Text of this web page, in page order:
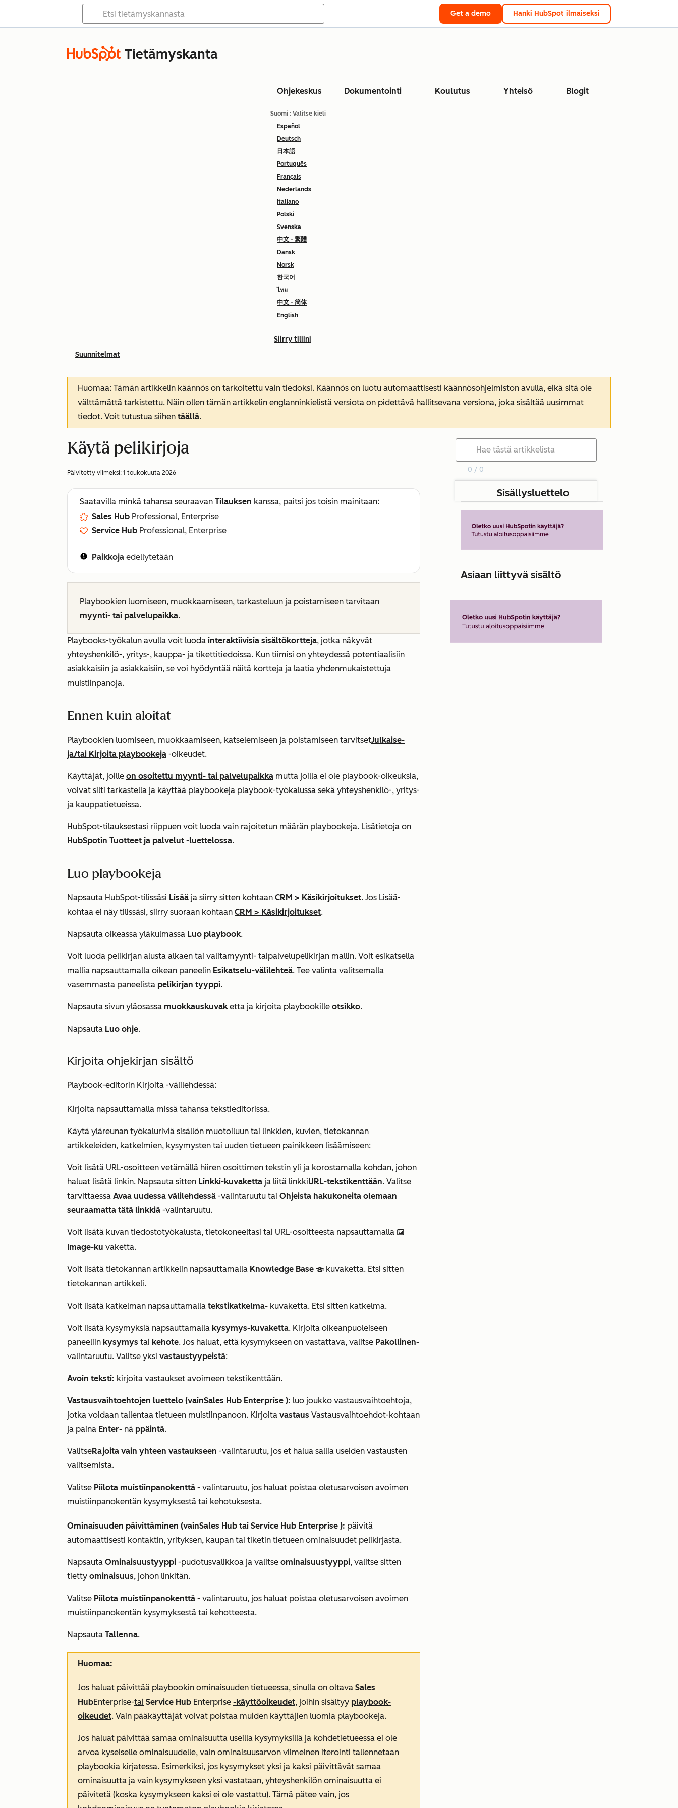
Get a demo Hanki HubSpot ilmaiseksi
Tietämyskanta
Ohjekeskus Dokumentointi Koulutus Yhteisö Blogit
Suomi : Valitse kieli
Español
Deutsch
日本語
Português
Français
Nederlands
Italiano
Polski
Svenska
中文 - 繁體
Dansk
Norsk
한국어
ไทย
中文 - 简体
English
Siirry tiliini
Suunnitelmat
Huomaa: Tämän artikkelin käännös on tarkoitettu vain tiedoksi. Käännös on luotu automaattisesti käännösohjelmiston avulla, eikä sitä ole
välttämättä tarkistettu. Näin ollen tämän artikkelin englanninkielistä versiota on pidettävä hallitsevana versiona, joka sisältää uusimmat
tiedot. Voit tutustua siihen täällä.
Käytä pelikirjoja
Päivitetty viimeksi: 1 toukokuuta 2026
Saatavilla minkä tahansa seuraavan Tilauksen kanssa, paitsi jos toisin mainitaan:
Sales Hub Professional, Enterprise
Service Hub Professional, Enterprise
Paikkoja edellytetään
Playbookien luomiseen, muokkaamiseen, tarkasteluun ja poistamiseen tarvitaan
myynti- tai palvelupaikka.
Playbooks-työkalun avulla voit luoda interaktiivisia sisältökortteja, jotka näkyvät
yhteyshenkilö-, yritys-, kauppa- ja tikettitiedoissa. Kun tiimisi on yhteydessä potentiaalisiin
asiakkaisiin ja asiakkaisiin, se voi hyödyntää näitä kortteja ja laatia yhdenmukaistettuja
muistiinpanoja.
Ennen kuin aloitat
Playbookien luomiseen, muokkaamiseen, katselemiseen ja poistamiseen tarvitsetJulkaise-
ja/tai Kirjoita playbookeja -oikeudet.
Käyttäjät, joille on osoitettu myynti- tai palvelupaikka mutta joilla ei ole playbook-oikeuksia,
voivat silti tarkastella ja käyttää playbookeja playbook-työkalussa sekä yhteyshenkilö-, yritys-
ja kauppatietueissa.
HubSpot-tilauksestasi riippuen voit luoda vain rajoitetun määrän playbookeja. Lisätietoja on
HubSpotin Tuotteet ja palvelut -luettelossa.
Luo playbookeja
Napsauta HubSpot-tilissäsi Lisää ja siirry sitten kohtaan CRM > Käsikirjoitukset. Jos Lisää-
kohtaa ei näy tilissäsi, siirry suoraan kohtaan CRM > Käsikirjoitukset.
Napsauta oikeassa yläkulmassa Luo playbook.
Voit luoda pelikirjan alusta alkaen tai valitamyynti- taipalvelupelikirjan mallin. Voit esikatsella
mallia napsauttamalla oikean paneelin Esikatselu-välilehteä. Tee valinta valitsemalla
vasemmasta paneelista pelikirjan tyyppi.
Napsauta sivun yläosassa muokkauskuvaketta ja kirjoita playbookille otsikko.
Napsauta Luo ohje.
Kirjoita ohjekirjan sisältö
Playbook-editorin Kirjoita -välilehdessä:
Kirjoita napsauttamalla missä tahansa tekstieditorissa.
Käytä yläreunan työkaluriviä sisällön muotoiluun tai linkkien, kuvien, tietokannan
artikkeleiden, katkelmien, kysymysten tai uuden tietueen painikkeen lisäämiseen:
Voit lisätä URL-osoitteen vetämällä hiiren osoittimen tekstin yli ja korostamalla kohdan, johon
haluat lisätä linkin. Napsauta sitten Linkki-kuvaketta ja liitä linkkiURL-tekstikenttään. Valitse
tarvittaessa Avaa uudessa välilehdessä -valintaruutu tai Ohjeista hakukoneita olemaan
seuraamatta tätä linkkiä -valintaruutu.
Voit lisätä kuvan tiedostotyökalusta, tietokoneeltasi tai URL-osoitteesta napsauttamalla insertImage
Image-ku vaketta.
Voit lisätä tietokannan artikkelin napsauttamalla Knowledge Base cap kuvaketta. Etsi sitten
tietokannan artikkeli.
Voit lisätä katkelman napsauttamalla tekstikatkelma- kuvaketta. Etsi sitten katkelma.
Voit lisätä kysymyksiä napsauttamalla kysymys-kuvaketta. Kirjoita oikeanpuoleiseen
paneeliin kysymys tai kehote. Jos haluat, että kysymykseen on vastattava, valitse Pakollinen-
valintaruutu. Valitse yksi vastaustyypeistä:
Avoin teksti: kirjoita vastaukset avoimeen tekstikenttään.
Vastausvaihtoehtojen luettelo (vainSales Hub Enterprise ): luo joukko vastausvaihtoehtoja,
jotka voidaan tallentaa tietueen muistiinpanoon. Kirjoita vastaus Vastausvaihtoehdot-kohtaan
ja paina Enter- nä ppäintä.
ValitseRajoita vain yhteen vastaukseen -valintaruutu, jos et halua sallia useiden vastausten
valitsemista.
Valitse Piilota muistiinpanokenttä - valintaruutu, jos haluat poistaa oletusarvoisen avoimen
muistiinpanokentän kysymyksestä tai kehotuksesta.
Ominaisuuden päivittäminen (vainSales Hub tai Service Hub Enterprise ): päivitä
automaattisesti kontaktin, yrityksen, kaupan tai tiketin tietueen ominaisuudet pelikirjasta.
Napsauta Ominaisuustyyppi -pudotusvalikkoa ja valitse ominaisuustyyppi, valitse sitten
tietty ominaisuus, johon linkitän.
Valitse Piilota muistiinpanokenttä - valintaruutu, jos haluat poistaa oletusarvoisen avoimen
muistiinpanokentän kysymyksestä tai kehotteesta.
Napsauta Tallenna.
Huomaa:
Jos haluat päivittää playbookin ominaisuuden tietueessa, sinulla on oltava Sales
HubEnterprise-tai Service Hub Enterprise -käyttöoikeudet, joihin sisältyy playbook-
oikeudet. Vain pääkäyttäjät voivat poistaa muiden käyttäjien luomia playbookeja.
Jos haluat päivittää samaa ominaisuutta useilla kysymyksillä ja kohdetietueessa ei ole
arvoa kyseiselle ominaisuudelle, vain ominaisuusarvon viimeinen iterointi tallennetaan
playbookia kirjatessa. Esimerkiksi, jos kysymykset yksi ja kaksi päivittävät samaa
ominaisuutta ja vain kysymykseen yksi vastataan, yhteyshenkilön ominaisuutta ei
päivitetä (koska kysymykseen kaksi ei ole vastattu). Tämä pätee vain, jos
0 / 0
Sisällysluettelo
Asiaan liittyvä sisältö